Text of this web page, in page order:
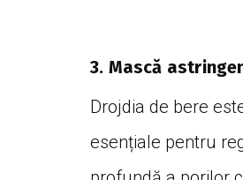
3. Mască
Drojdia de bere
esențiale pentru